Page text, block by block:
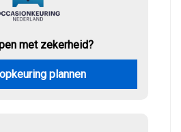
met zekerheid?
plannen